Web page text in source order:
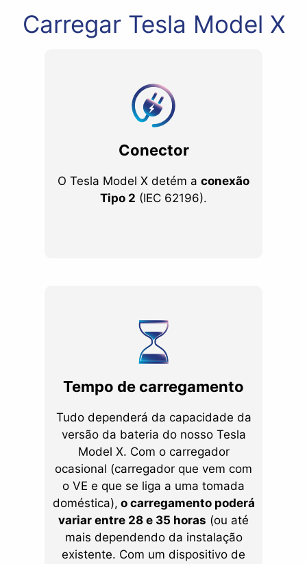
Carregar Tesla Model X
Conector
O Tesla Model X detém a conexão
Tipo 2 (IEC 62196).
Tempo de carregamento
Tudo dependerá da capacidade da
versão da bateria do nosso Tesla
Model X. Com o carregador
ocasional (carregador que vem com
o VE e que se liga a uma tomada
doméstica), o carregamento poderá
variar entre 28 e 35 horas (ou até
mais dependendo da instalação
existente. Com um dispositivo de